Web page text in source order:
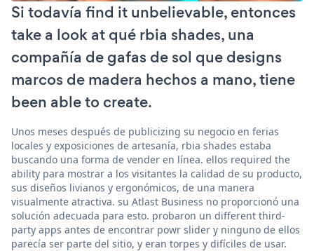
Si todavía find it unbelievable, entonces
take a look at qué rbia shades, una
compañía de gafas de sol que designs
marcos de madera hechos a mano, tiene
been able to create.
Unos meses después de publicizing su negocio en ferias
locales y exposiciones de artesanía, rbia shades estaba
buscando una forma de vender en línea. ellos required the
ability para mostrar a los visitantes la calidad de su producto,
sus diseños livianos y ergonómicos, de una manera
visualmente atractiva. su Atlast Business no proporcionó una
solución adecuada para esto. probaron un different third-
party apps antes de encontrar powr slider y ninguno de ellos
parecía ser parte del sitio, y eran torpes y difíciles de usar.